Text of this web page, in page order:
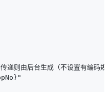
则由后台生成（不设置有编码规